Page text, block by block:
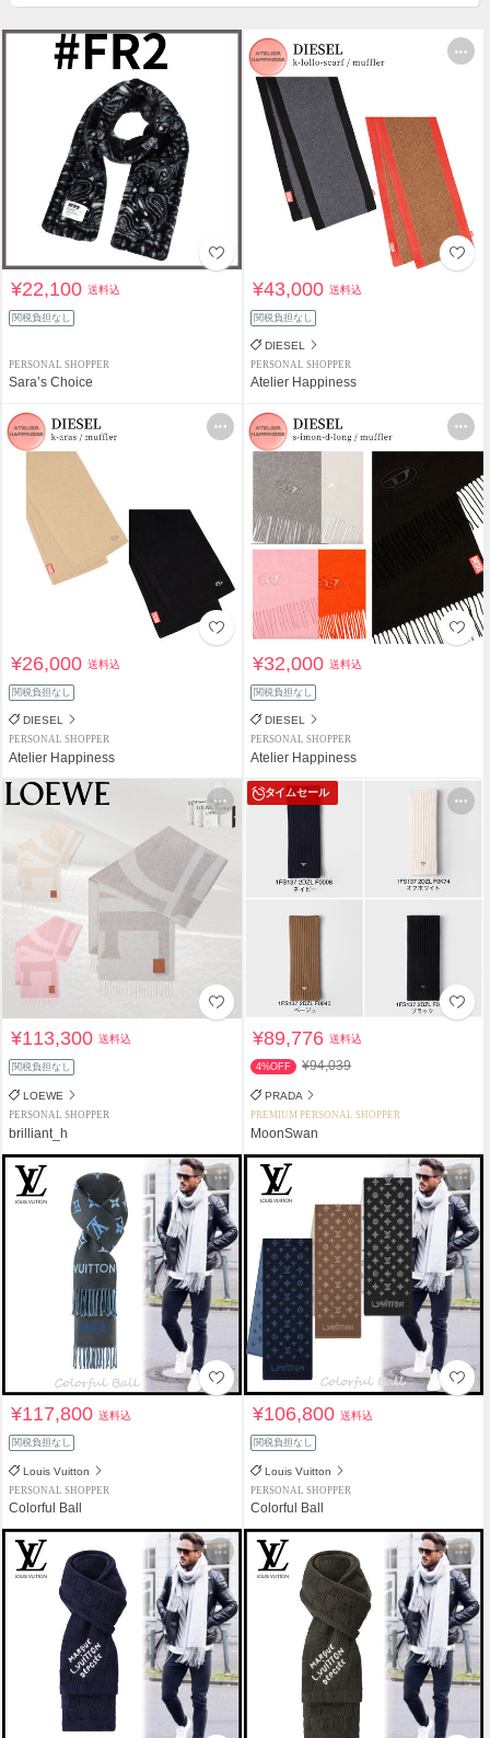
¥22,100送料込
関税負担なし
PERSONAL SHOPPER
Sara’s Choice
¥43,000送料込
関税負担なし
DIESEL
PERSONAL SHOPPER
Atelier Happiness
¥26,000送料込
関税負担なし
DIESEL
PERSONAL SHOPPER
Atelier Happiness
¥32,000送料込
関税負担なし
DIESEL
PERSONAL SHOPPER
Atelier Happiness
¥113,300送料込
関税負担なし
LOEWE
PERSONAL SHOPPER
brilliant_h
タイムセール
¥89,776送料込
4%OFF ¥94,039
PRADA
PREMIUM PERSONAL SHOPPER
MoonSwan
¥117,800送料込
関税負担なし
Louis Vuitton
PERSONAL SHOPPER
Colorful Ball
¥106,800送料込
関税負担なし
Louis Vuitton
PERSONAL SHOPPER
Colorful Ball